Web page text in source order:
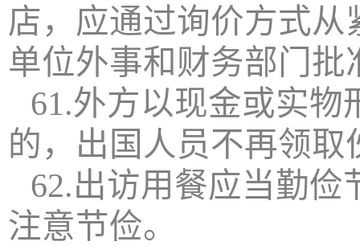
店，应通过询价方式
单位外事和财务部门批
61.外方以现金或实
的，出国人员不再领取
62.出访用餐应当勤
注意节俭。